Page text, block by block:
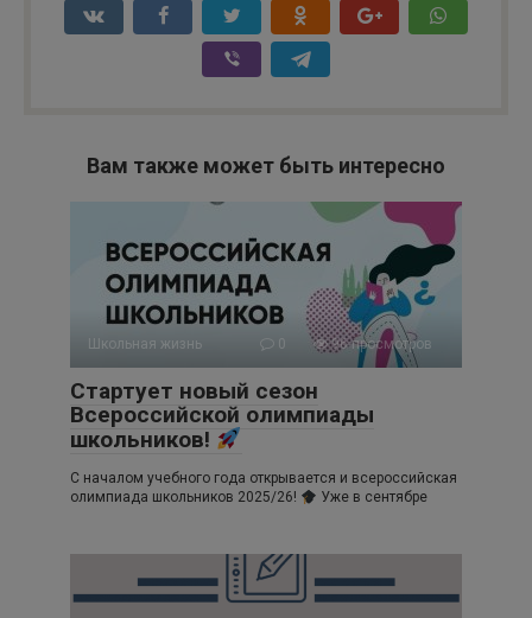
Вам также может быть интересно
Школьная жизнь 0 96 просмотров
Стартует новый сезон
Всероссийской олимпиады
школьников!
С началом учебного года открывается и всероссийская
олимпиада школьников 2025/26!
Уже в сентябре